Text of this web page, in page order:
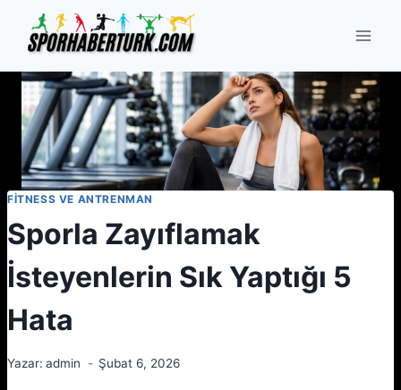
content
FITNESS VE ANTRENMAN
Sporla Zayıflamak
İsteyenlerin Sık Yaptığı 5
Hata
Yazar: admin Şubat 6, 2026